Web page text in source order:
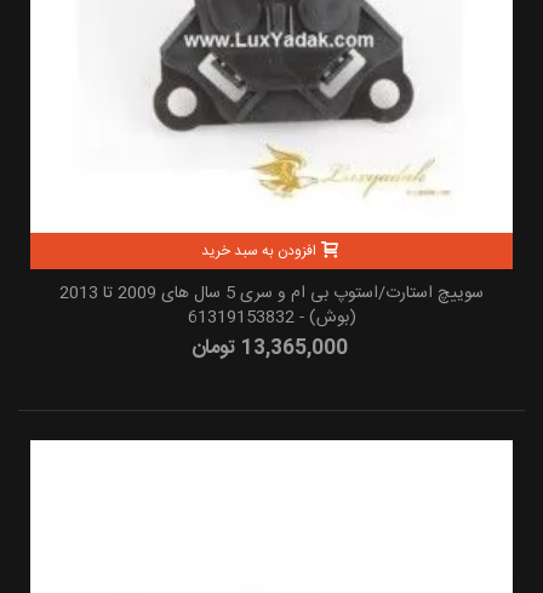
افزودن به سبد خرید
سوییچ استارت/استوپ بی ام و سری 5 سال های 2009 تا 2013
(بوش) - 61319153832
13,365,000 تومان